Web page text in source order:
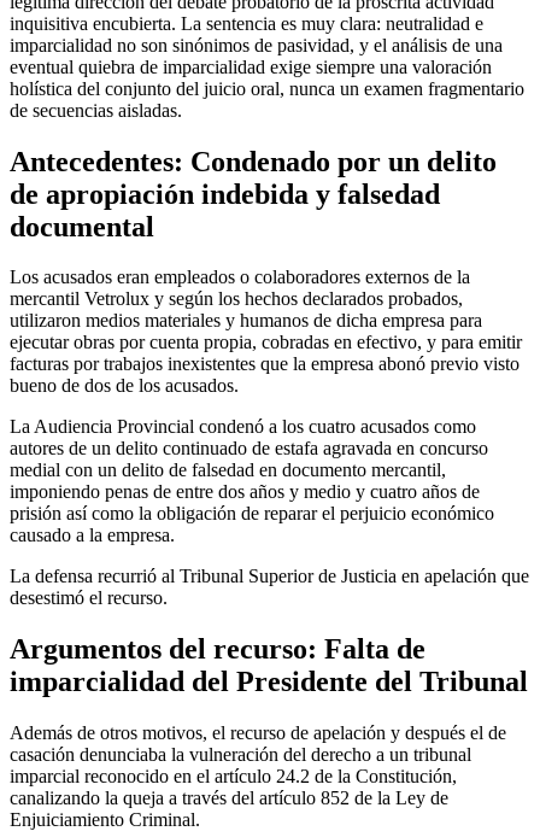
inquisitiva encubierta. La sentencia es muy clara: neutralidad e
imparcialidad no son sinónimos de pasividad, y el análisis de una
eventual quiebra de imparcialidad exige siempre una valoración
holística del conjunto del juicio oral, nunca un examen fragmentario
de secuencias aisladas.
Antecedentes: Condenado por un delito
de apropiación indebida y falsedad
documental
Los acusados eran empleados o colaboradores externos de la
mercantil Vetrolux y según los hechos declarados probados,
utilizaron medios materiales y humanos de dicha empresa para
ejecutar obras por cuenta propia, cobradas en efectivo, y para emitir
facturas por trabajos inexistentes que la empresa abonó previo visto
bueno de dos de los acusados.
La Audiencia Provincial condenó a los cuatro acusados como
autores de un delito continuado de estafa agravada en concurso
medial con un delito de falsedad en documento mercantil,
imponiendo penas de entre dos años y medio y cuatro años de
prisión así como la obligación de reparar el perjuicio económico
causado a la empresa.
La defensa recurrió al Tribunal Superior de Justicia en apelación que
desestimó el recurso.
Argumentos del recurso: Falta de
imparcialidad del Presidente del Tribunal
Además de otros motivos, el recurso de apelación y después el de
casación denunciaba la vulneración del derecho a un tribunal
imparcial reconocido en el artículo 24.2 de la Constitución,
canalizando la queja a través del artículo 852 de la Ley de
Enjuiciamiento Criminal.